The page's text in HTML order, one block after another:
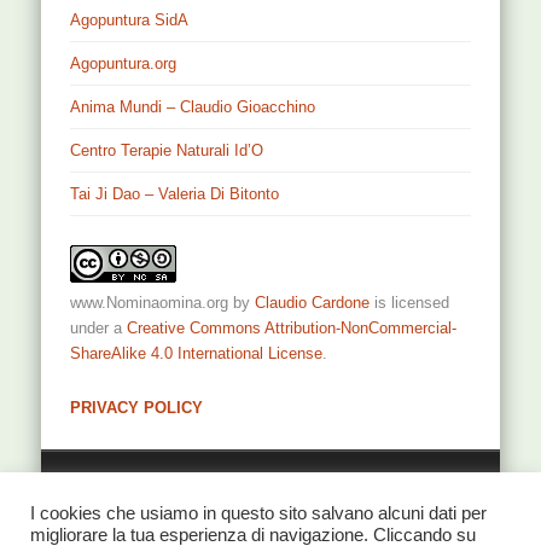
Agopuntura SidA
Agopuntura.org
Anima Mundi – Claudio Gioacchino
Centro Terapie Naturali Id’O
Tai Ji Dao – Valeria Di Bitonto
www.Nominaomina.org byClaudio Cardone is licensed
under aCreative Commons Attribution-NonCommercial-
ShareAlike 4.0 International License.
PRIVACY POLICY
I cookies che usiamo in questo sito salvano alcuni dati per
migliorare la tua esperienza di navigazione. Cliccando su